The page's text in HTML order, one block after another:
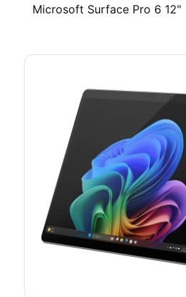
Microsoft Surface Pro 6 12"